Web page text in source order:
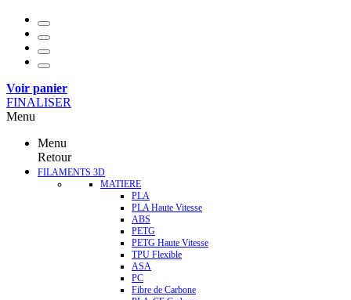
Voir panier
FINALISER
Menu
Menu
Retour
FILAMENTS 3D
MATIERE
PLA
PLA Haute Vitesse
ABS
PETG
PETG Haute Vitesse
TPU Flexible
ASA
PC
Fibre de Carbone